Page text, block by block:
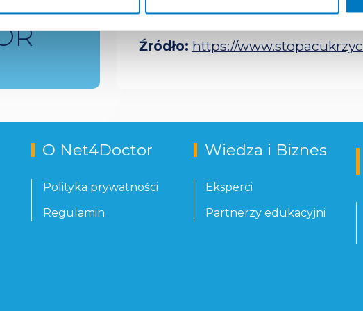
(PTD).
Źródło: https://
O Net4Doctor
Polityka prywatności
Regulamin
Wiedza i Biznes
Eksperci
Partnerzy edukacyjni